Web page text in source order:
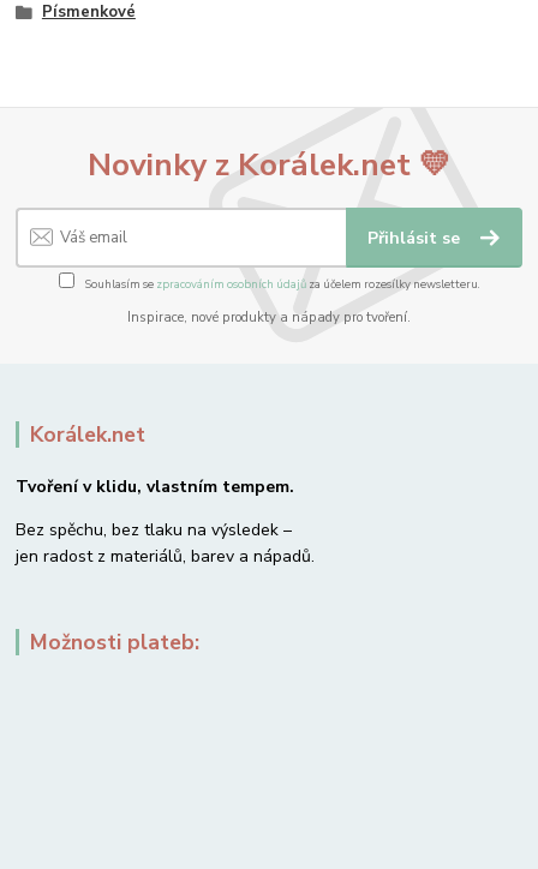
Písmenkové
Novinky z Korálek.net 💛
Přihlásit se
Souhlasím se zpracováním osobních údajůza účelem rozesílky newsletteru.
Inspirace, nové produkty a nápady pro tvoření.
Korálek.net
Tvoření v klidu, vlastním tempem.
Bez spěchu, bez tlaku na výsledek –
jen radost z materiálů, barev a nápadů.
Možnosti plateb: